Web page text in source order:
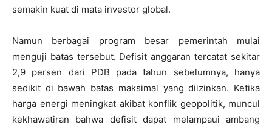
semakin kuat di mata investor global.
Namun berbagai program besar pemerintah mulai
menguji batas tersebut. Defisit anggaran tercatat sekitar
2,9 persen dari PDB pada tahun sebelumnya, hanya
sedikit di bawah batas maksimal yang diizinkan. Ketika
harga energi meningkat akibat konflik geopolitik, muncul
kekhawatiran bahwa defisit dapat melampaui ambang